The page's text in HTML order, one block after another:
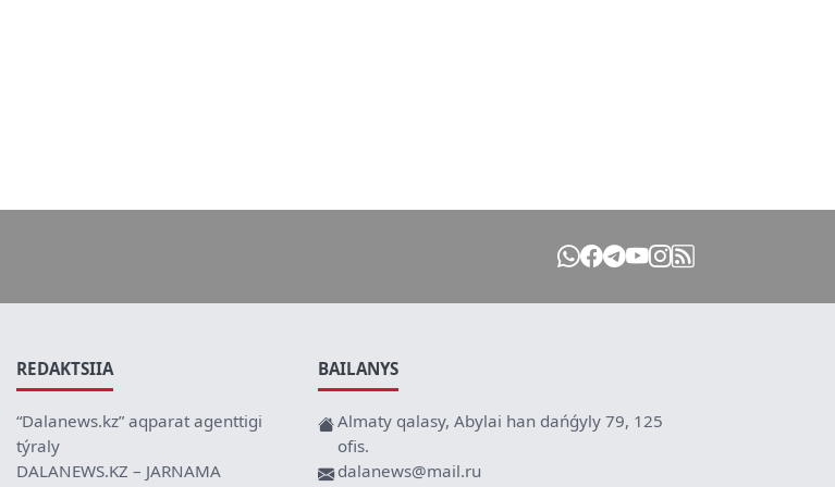
REDAKTSIIA
“Dalanews.kz” aqparat agenttigi
týraly
DALANEWS.KZ – JARNAMA
BAILANYS
Almaty qalasy, Abylai han dańǵyly 79, 125
ofis.
dalanews@mail.ru